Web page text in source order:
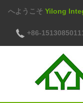
へようこそ Yilong
+86-